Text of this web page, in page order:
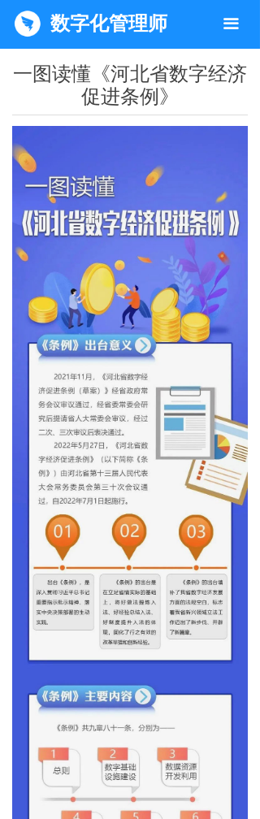
끀
数字化管理师
一图读懂《河北省数字经济
促进条例》